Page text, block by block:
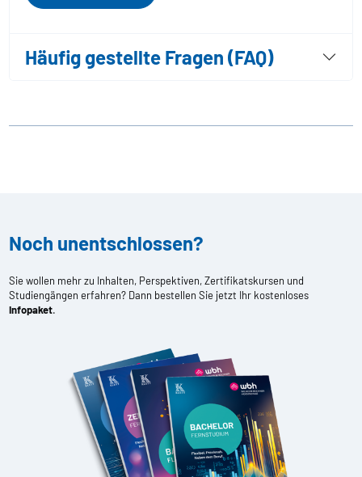
Häufig gestellte Fragen (FAQ)
Noch unentschlossen?
Sie wollen mehr zu Inhalten, Perspektiven, Zertifikatskursen und
Studiengängen erfahren? Dann bestellen Sie jetzt Ihr kostenloses
Infopaket.